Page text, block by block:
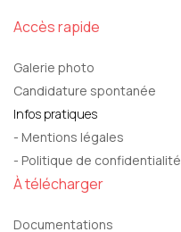
Accès rapide
Galerie photo
Candidature spontanée
Infos pratiques
- Mentions légales
- Politique de confidentialité
À télécharger
Documentations